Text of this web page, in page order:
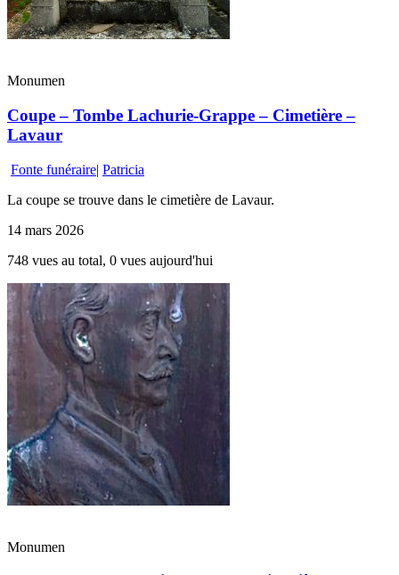
Monumen
Coupe – Tombe Lachurie-Grappe – Cimetière –
Lavaur
Fonte funéraire| Patricia
La coupe se trouve dans le cimetière de Lavaur.
14 mars 2026
748 vues au total, 0 vues aujourd'hui
Monumen